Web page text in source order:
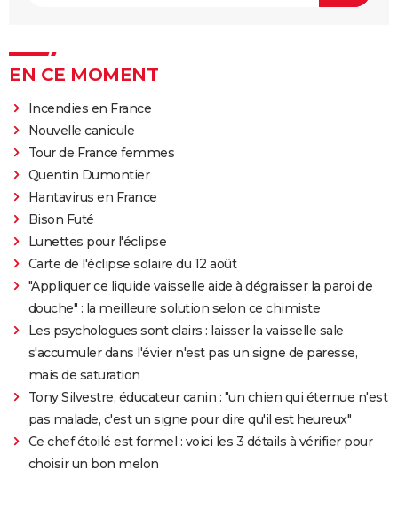
EN CE MOMENT
Incendies en France
Nouvelle canicule
Tour de France femmes
Quentin Dumontier
Hantavirus en France
Bison Futé
Lunettes pour l'éclipse
Carte de l'éclipse solaire du 12 août
"Appliquer ce liquide vaisselle aide à dégraisser la paroi de
douche" : la meilleure solution selon ce chimiste
Les psychologues sont clairs : laisser la vaisselle sale
s'accumuler dans l'évier n'est pas un signe de paresse,
mais de saturation
Tony Silvestre, éducateur canin : "un chien qui éternue n'est
pas malade, c'est un signe pour dire qu'il est heureux"
Ce chef étoilé est formel : voici les 3 détails à vérifier pour
choisir un bon melon